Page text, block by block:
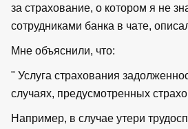
за страхование, о котором я не
сотрудниками банка в чате,
Мне объяснили, что:
" Услуга страхования
случаях, предусмотренных
Например, в случае утери